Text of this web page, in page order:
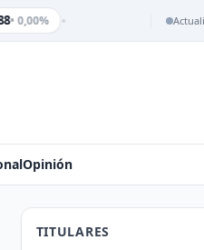
• 0,00%
Opinión
TITULARES